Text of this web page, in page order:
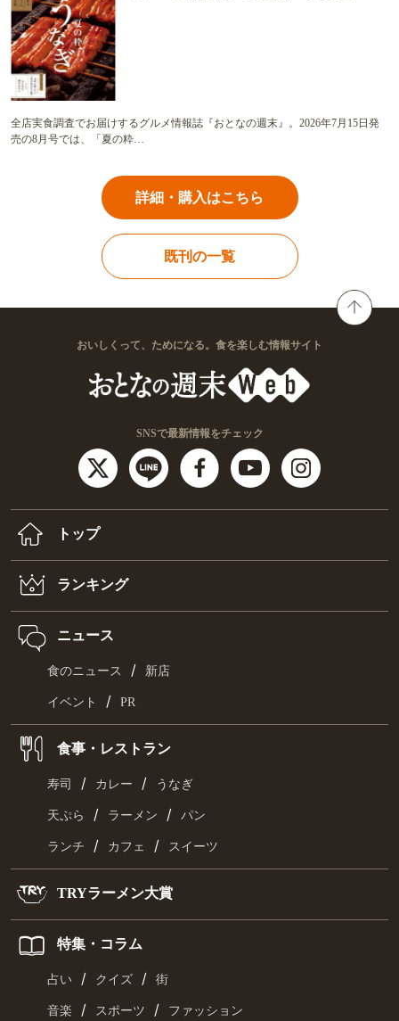
全店実食調査でお届けするグルメ情報誌『おとなの週末』。2026年7月15日発
売の8月号では、「夏の粋…
詳細・購入はこちら
既刊の一覧
おいしくって、ためになる。食を楽しむ情報サイト
SNSで最新情報をチェック
トップ
ランキング
ニュース
食のニュース / 新店
イベント / PR
食事・レストラン
寿司 / カレー / うなぎ
天ぷら / ラーメン / パン
ランチ / カフェ / スイーツ
TRYラーメン大賞
特集・コラム
占い / クイズ / 街
音楽 / スポーツ / ファッション